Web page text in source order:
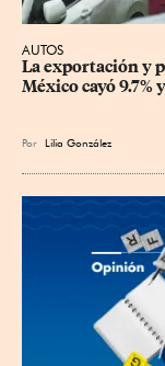
AUTOS
La exportación y
México cayó 9.7%
Por Lilia González